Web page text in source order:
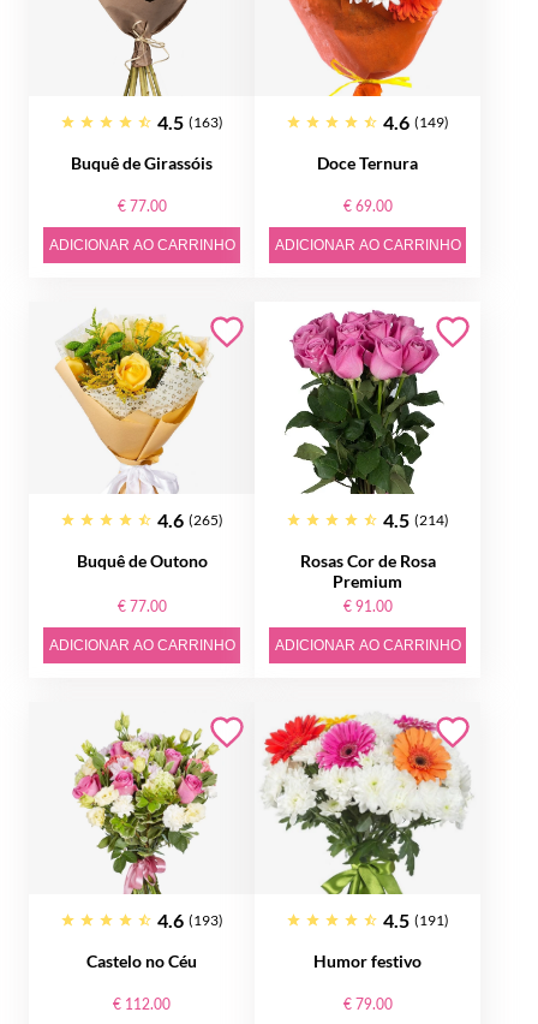
4.5 (163)
Buquê de Girassóis
€ 77.00
ADICIONAR AO CARRINHO
4.6 (149)
Doce Ternura
€ 69.00
ADICIONAR AO CARRINHO
4.6 (265)
Buquê de Outono
€ 77.00
ADICIONAR AO CARRINHO
4.5 (214)
Rosas Cor de Rosa
Premium
€ 91.00
ADICIONAR AO CARRINHO
4.6 (193)
Castelo no Céu
€ 112.00
4.5 (191)
Humor festivo
€ 79.00